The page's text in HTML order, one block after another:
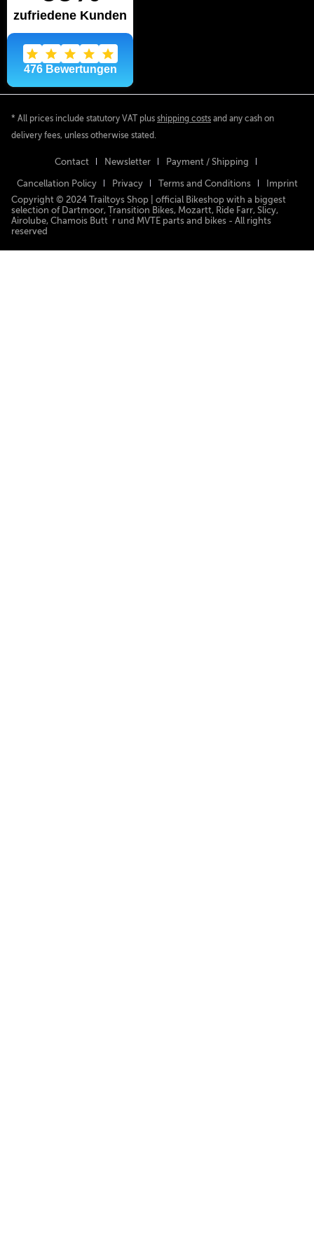
* All prices include statutory VAT plus shipping costs and any cash on
delivery fees, unless otherwise stated.
Contact Newsletter Payment / Shipping
Cancellation Policy Privacy Terms and Conditions
Imprint
Copyright © 2024 Trailtoys Shop | official Bikeshop with a biggest
selection of Dartmoor, Transition Bikes, Mozartt, Ride Farr, Slicy,
Airolube, Chamois Butt´r und MVTE parts and bikes - All rights
reserved